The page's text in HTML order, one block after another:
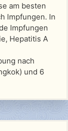
am besten
Impfungen. In
Impfungen
Hepatitis A
nach
und 6